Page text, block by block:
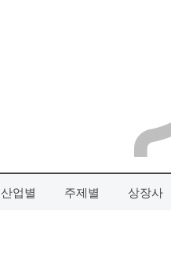
산업별 주제별 상장사